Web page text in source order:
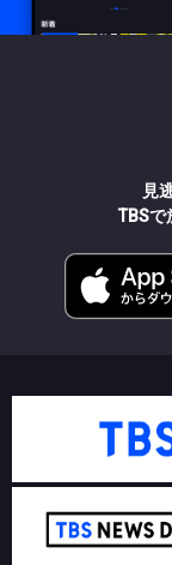
見
TBSで